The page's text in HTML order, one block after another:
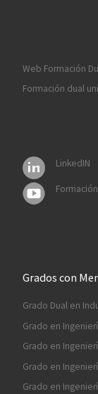
Web Formación
Formación dual
LinkedIN
Grados con
Grado Dual en
Grado en
Grado en
Grado en
Grado en